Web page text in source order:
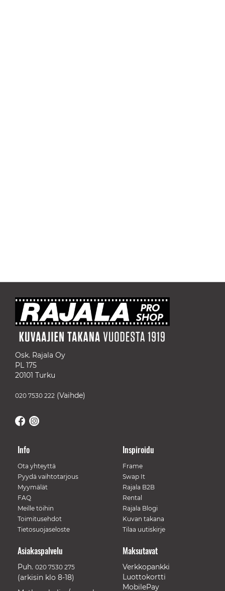
Osk. Rajala Oy
PL 175
20101 Turku
020 7530 222 (Vaihde)
Info
Ota yhteyttä
Pyydä vaihtotarjous
Myymälät
FAQ
Meille töihin
Toimitusehdot
Tietosuojaseloste
Inspiroidu
Frame
Swap It
Rajala B2B
Rental
Rajala Blogi
Kuvan takana
Tilaa uutiskirje
Maksutavat
Verkkopankki
Luottokortti
MobilePay
Asiakaspalvelu
Puh. 020 7530 275
(arkisin klo 8-18)